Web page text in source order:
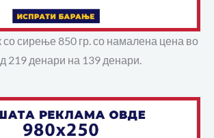
со сирење 850 гр. со намалена цена во
219 денари на 139 денари.